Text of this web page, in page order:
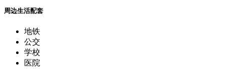
周边生活配套
地铁
公交
学校
医院